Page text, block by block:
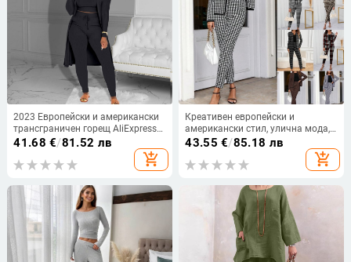
2023 Европейски и американски
трансграничен горещ AliExpress
Amazon есенно-зимен дамски
моден секси палто панталон
костюм от три части
41.68 €/81.52 лв
add_shopping_cart
Креативен европейски и
американски стил, улична мода,
дамски, есенно-зимни, жилетка,
двукомпонентен костюм, дамски,
43.55 €/85.18 лв
add_shopping_cart